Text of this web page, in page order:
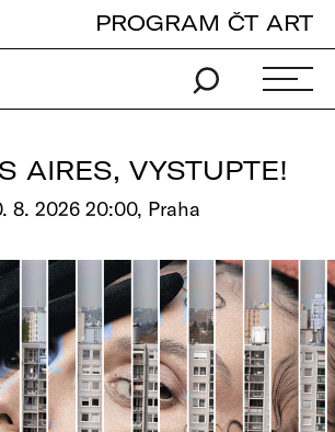
PROGRAM ČT ART
AIRES, VYSTUPTE!
8. 2026 20:00, Praha